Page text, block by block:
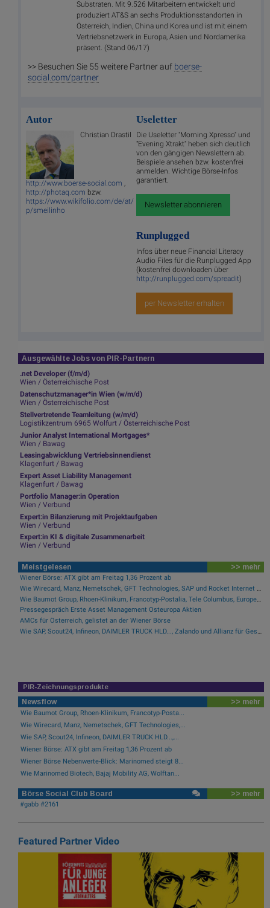
Substraten. Mit 9.526 Mitarbeitern entwickelt und
produziert AT&S an sechs Produktionsstandorten in
Österreich, Indien, China und Korea und ist mit einem
Vertriebsnetzwerk in Europa, Asien und Nordamerika
präsent. (Stand 06/17)
>> Besuchen Sie 55 weitere Partner auf boerse-
social.com/partner
Autor
Christian Drastil
http://www.boerse-social.com
http://photaq.com bzw.
https://www.wikifolio.com/de/at/
p/smeilinho
Useletter
Die Useletter "Morning Xpresso" und
"Evening Xtrakt" heben sich deutlich
von den gängigen Newslettern ab.
Beispiele ansehen bzw. kostenfrei
anmelden. Wichtige Börse-Infos
garantiert.
Newsletter abonnieren
Runplugged
Infos über neue Financial Literacy
Audio Files für die Runplugged App
(kostenfrei downloaden über
http://runplugged.com/spreadit)
per Newsletter erhalten
Ausgewählte Jobs von PIR-Partnern
.net Developer (f/m/d)
Wien / Österreichische Post
Datenschutzmanager*in Wien (w/m/d)
Wien / Österreichische Post
Stellvertretende Teamleitung (w/m/d)
Logistikzentrum 6965 Wolfurt / Österreichische Post
Junior Analyst International Mortgages*
Wien / Bawag
Leasingabwicklung Vertriebsinnendienst
Klagenfurt / Bawag
Expert Asset Liability Management
Klagenfurt / Bawag
Portfolio Manager:in Operation
Wien / Verbund
Expert:in Bilanzierung mit Projektaufgaben
Wien / Verbund
Expert:in KI & digitale Zusammenarbeit
Wien / Verbund
Meistgelesen >> mehr
Wiener Börse: ATX gibt am Freitag 1,36 Prozent ab
Wie Wirecard, Manz, Nemetschek, GFT Technologies, SAP und Rocket Internet für Gesprächsstoff sorgten
Wie Baumot Group, Rhoen-Klinikum, Francotyp-Postalia, Tele Columbus, European Lithium und Lanxess für Gesprächsstoff sorgten
Pressegespräch Erste Asset Management Osteuropa Aktien
AMCs für Österreich, gelistet an der Wiener Börse
Wie SAP, Scout24, Infineon, DAIMLER TRUCK HLD..., Zalando und Allianz für Gesprächsstoff im DAX sorgten
PIR-Zeichnungsprodukte
Newsflow >> mehr
Wie Baumot Group, Rhoen-Klinikum, Francotyp-Posta...
Wie Wirecard, Manz, Nemetschek, GFT Technologies,...
Wie SAP, Scout24, Infineon, DAIMLER TRUCK HLD...,...
Wiener Börse: ATX gibt am Freitag 1,36 Prozent ab
Wiener Börse Nebenwerte-Blick: Marinomed steigt 8...
Wie Marinomed Biotech, Bajaj Mobility AG, Wolftan...
Börse Social Club Board >> mehr
#gabb #2161
Featured Partner Video